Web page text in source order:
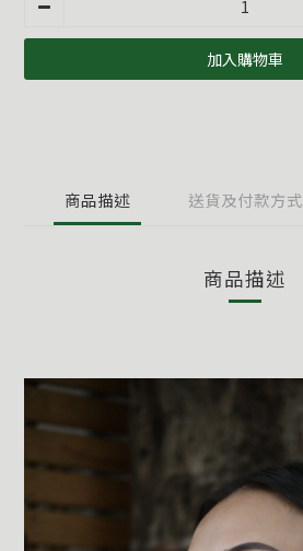
加入購物車
商品描述 送貨及付款方式
商品描述